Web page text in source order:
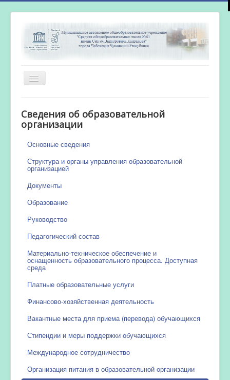
Включить/
выключить
Новости
Сведения об образовательной
организации
Основные сведения
Структура и органы управления образовательной
организацией
Документы
Образование
Руководство
Педагогический состав
Материально-техническое обеспечение и
оснащенность образовательного процесса. Доступная
среда
Платные образовательные услуги
Финансово-хозяйственная деятельность
Вакантные места для приема (перевода) обучающихся
Стипендии и меры поддержки обучающихся
Международное сотрудничество
Организация питания в образовательной организации